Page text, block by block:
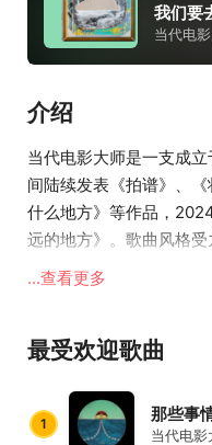
我们要
当代电
介绍
当代电影大师是一支成
间陆续发表《拍谱》、
什么地方》等作品，
远的地方》。歌曲风格
音、后庞克、低传真金曲
Taipei, released their
released in 2024
Modern Cinema
...查看更多
最受欢迎歌曲
1 那些事